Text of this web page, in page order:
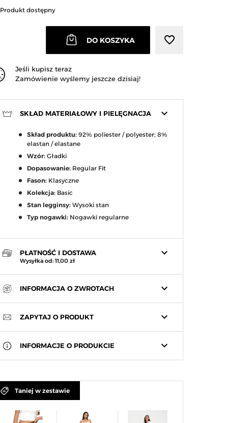
Produkt dostępny
DO KOSZYKA favorite_border
Jeśli kupisz teraz
Zamówienie wyślemy jeszcze dzisiaj!
keyboard_arrow_down
SKŁAD MATERIAŁOWY I PIELĘGNACJA
Skład produktu: 92% poliester / polyester; 8%
elastan / elastane
Wzór: Gładki
Dopasowanie: Regular Fit
Fason: Klasyczne
Kolekcja: Basic
Stan legginsy: Wysoki stan
Typ nogawki: Nogawki regularne
keyboard_arrow_down
PŁATNOŚĆ I DOSTAWA
Wysyłka od: 11,00 zł
keyboard_arrow_down
INFORMACJA O ZWROTACH
keyboard_arrow_down
ZAPYTAJ O PRODUKT
keyboard_arrow_down
INFORMACJE O PRODUKCIE
Taniej w zestawie